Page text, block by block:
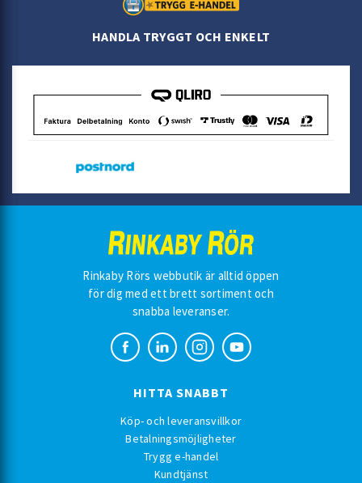
HANDLA TRYGGT OCH ENKELT
Rinkaby Rörs webbutik är alltid öppen
för dig med ett brett sortiment och
snabba leveranser.
HITTA SNABBT
Köp- och leveransvillkor
Betalningsmöjligheter
Trygg e-handel
Kundtjänst